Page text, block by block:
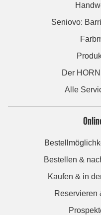
Seniovo:
Der
Alle
Bestellen &
Kaufen & in
Reservieren